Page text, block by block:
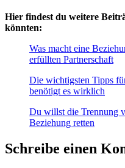
Hier findest du weitere
könnten:
Was macht eine
erfüllten Partnerschaft
Die wichtigsten Tipps
benötigt es wirklich
Du willst die Trennung
Beziehung retten
Schreibe einen